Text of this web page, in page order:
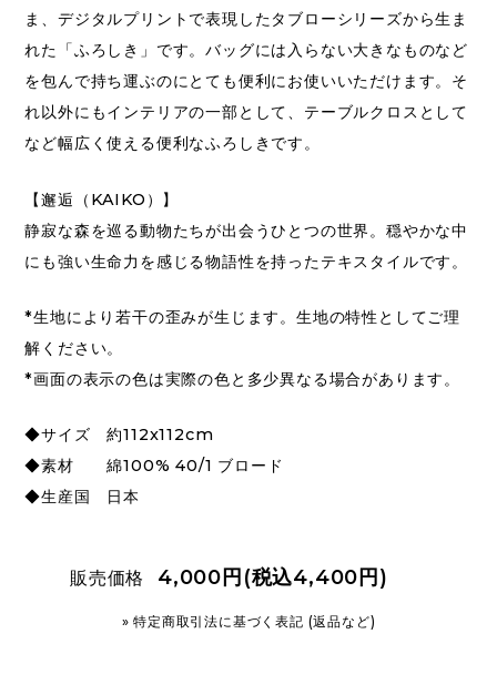
ま、デジタルプリントで表現したタブローシリーズから生ま
れた「ふろしき」です。バッグには入らない大きなものなど
を包んで持ち運ぶのにとても便利にお使いいただけます。そ
れ以外にもインテリアの一部として、テーブルクロスとして
など幅広く使える便利なふろしきです。
【邂逅（KAIKO）】
静寂な森を巡る動物たちが出会うひとつの世界。穏やかな中
にも強い生命力を感じる物語性を持ったテキスタイルです。
*生地により若干の歪みが生じます。生地の特性としてご理
解ください。
*画面の表示の色は実際の色と多少異なる場合があります。
◆サイズ 約112x112cm
◆素材 綿100% 40/1 ブロード
◆生産国 日本
販売価格 4,000円(税込4,400円)
» 特定商取引法に基づく表記 (返品など)